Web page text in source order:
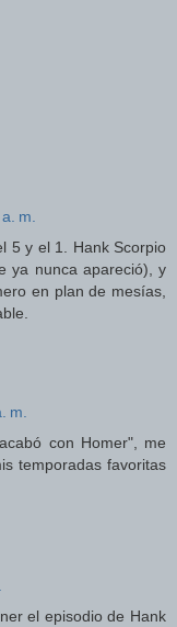
m.
5 y el 1. Hank Scorpio
ya nunca apareció), y
en plan de mesías,
m.
con Homer", me
temporadas favoritas
el episodio de Hank